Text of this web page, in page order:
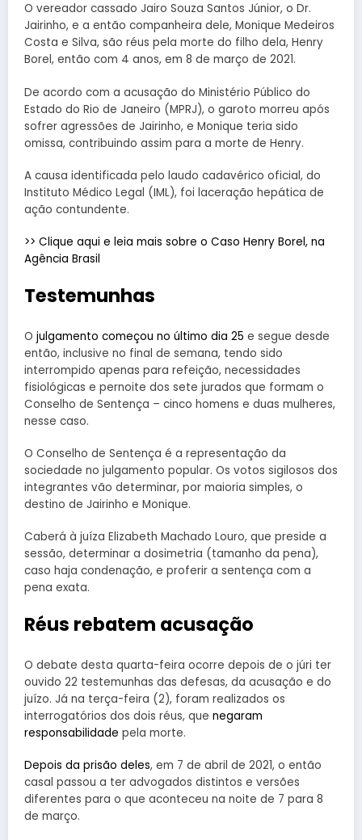
O vereador cassado Jairo Souza Santos Júnior, o Dr.
Jairinho, e a então companheira dele, Monique Medeiros
Costa e Silva, são réus pela morte do filho dela, Henry
Borel, então com 4 anos, em 8 de março de 2021.
De acordo com a acusação do Ministério Público do
Estado do Rio de Janeiro (MPRJ), o garoto morreu após
sofrer agressões de Jairinho, e Monique teria sido
omissa, contribuindo assim para a morte de Henry.
A causa identificada pelo laudo cadavérico oficial, do
Instituto Médico Legal (IML), foi laceração hepática de
ação contundente.
>> Clique aqui e leia mais sobre o Caso Henry Borel, na
Agência Brasil
Testemunhas
O julgamento começou no último dia 25 e segue desde
então, inclusive no final de semana, tendo sido
interrompido apenas para refeição, necessidades
fisiológicas e pernoite dos sete jurados que formam o
Conselho de Sentença – cinco homens e duas mulheres,
nesse caso.
O Conselho de Sentença é a representação da
sociedade no julgamento popular. Os votos sigilosos dos
integrantes vão determinar, por maioria simples, o
destino de Jairinho e Monique.
Caberá à juíza Elizabeth Machado Louro, que preside a
sessão, determinar a dosimetria (tamanho da pena),
caso haja condenação, e proferir a sentença com a
pena exata.
Réus rebatem acusação
O debate desta quarta-feira ocorre depois de o júri ter
ouvido 22 testemunhas das defesas, da acusação e do
juízo. Já na terça-feira (2), foram realizados os
interrogatórios dos dois réus, que negaram
responsabilidade pela morte.
Depois da prisão deles, em 7 de abril de 2021, o então
casal passou a ter advogados distintos e versões
diferentes para o que aconteceu na noite de 7 para 8
de março.